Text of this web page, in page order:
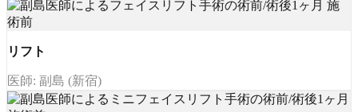
リフト
医師: 副島 (新宿)